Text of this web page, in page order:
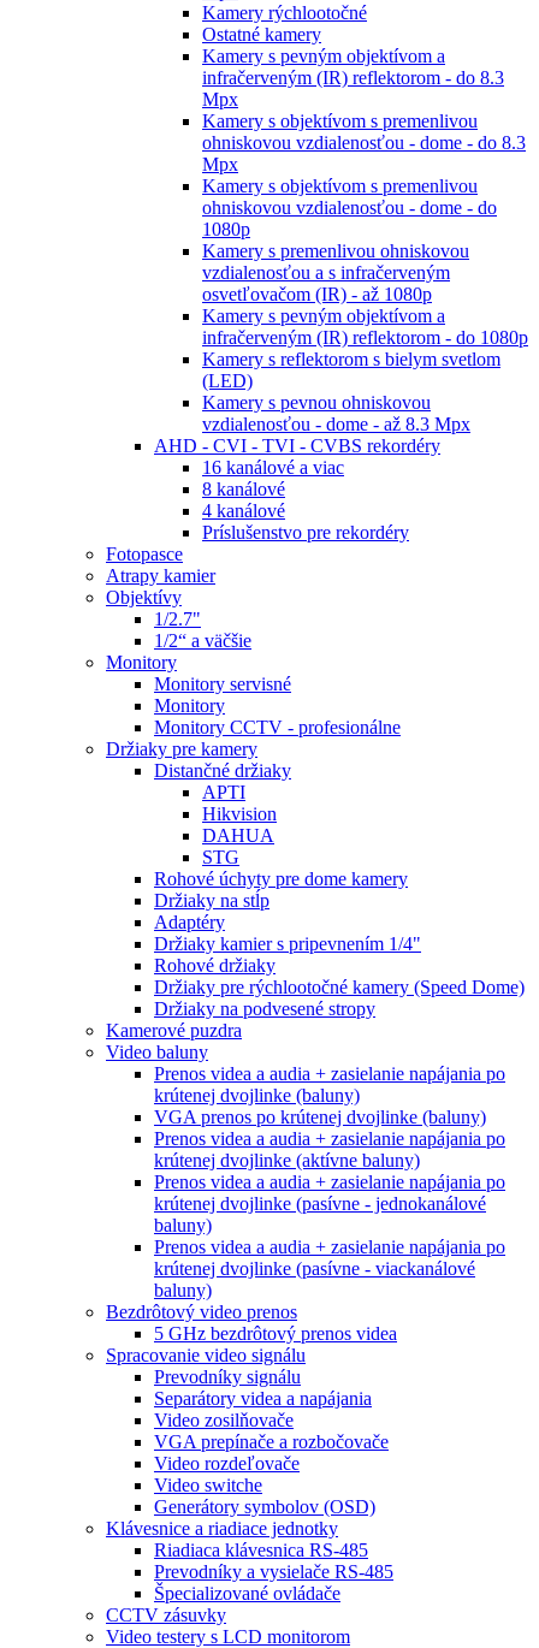
Kamery rýchlootočné
Ostatné kamery
Kamery s pevným objektívom a
infračerveným (IR) reflektorom - do 8.3
Mpx
Kamery s objektívom s premenlivou
ohniskovou vzdialenosťou - dome - do 8.3
Mpx
Kamery s objektívom s premenlivou
ohniskovou vzdialenosťou - dome - do
1080p
Kamery s premenlivou ohniskovou
vzdialenosťou a s infračerveným
osvetľovačom (IR) - až 1080p
Kamery s pevným objektívom a
infračerveným (IR) reflektorom - do 1080p
Kamery s reflektorom s bielym svetlom
(LED)
Kamery s pevnou ohniskovou
vzdialenosťou - dome - až 8.3 Mpx
AHD - CVI - TVI - CVBS rekordéry
16 kanálové a viac
8 kanálové
4 kanálové
Príslušenstvo pre rekordéry
Fotopasce
Atrapy kamier
Objektívy
1/2.7"
1/2“ a väčšie
Monitory
Monitory servisné
Monitory
Monitory CCTV - profesionálne
Držiaky pre kamery
Distančné držiaky
APTI
Hikvision
DAHUA
STG
Rohové úchyty pre dome kamery
Držiaky na stĺp
Adaptéry
Držiaky kamier s pripevnením 1/4"
Rohové držiaky
Držiaky pre rýchlootočné kamery (Speed Dome)
Držiaky na podvesené stropy
Kamerové puzdra
Video baluny
Prenos videa a audia + zasielanie napájania po
krútenej dvojlinke (baluny)
VGA prenos po krútenej dvojlinke (baluny)
Prenos videa a audia + zasielanie napájania po
krútenej dvojlinke (aktívne baluny)
Prenos videa a audia + zasielanie napájania po
krútenej dvojlinke (pasívne - jednokanálové
baluny)
Prenos videa a audia + zasielanie napájania po
krútenej dvojlinke (pasívne - viackanálové
baluny)
Bezdrôtový video prenos
5 GHz bezdrôtový prenos videa
Spracovanie video signálu
Prevodníky signálu
Separátory videa a napájania
Video zosilňovače
VGA prepínače a rozbočovače
Video rozdeľovače
Video switche
Generátory symbolov (OSD)
Klávesnice a riadiace jednotky
Riadiaca klávesnica RS-485
Prevodníky a vysielače RS-485
Špecializované ovládače
CCTV zásuvky
Video testery s LCD monitorom